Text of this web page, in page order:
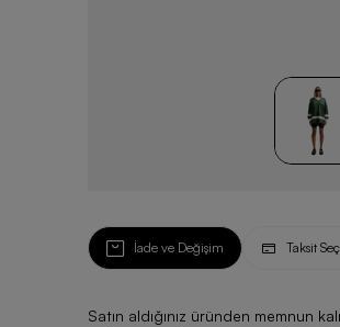
İade ve Değişim Taksit
Satın aldığınız üründen memnun